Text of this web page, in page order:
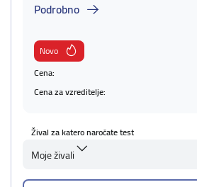
Podrobno
Novo
Cena:
Cena za vzreditelje:
Žival za katero naročate test
Moje živali